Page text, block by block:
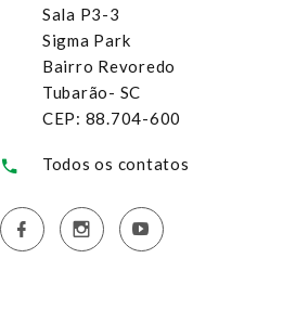
Sala P3-3
Sigma Park
Bairro Revoredo
Tubarão- SC
CEP: 88.704-600
Todos os contatos